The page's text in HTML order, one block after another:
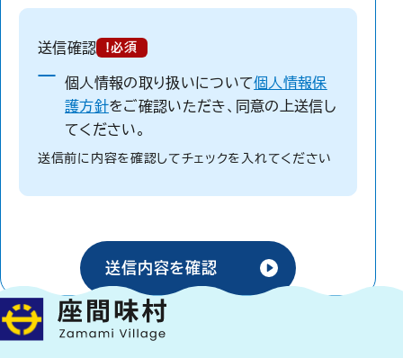
送信確認 !必須
個人情報の取り扱いについて個人情報保
護方針をご確認いただき、同意の上送信し
てください。
送信前に内容を確認してチェックを入れてください
送信内容を確認